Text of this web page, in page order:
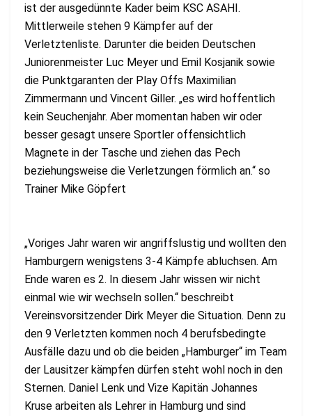
ist der ausgedünnte Kader beim KSC ASAHI.
Mittlerweile stehen 9 Kämpfer auf der
Verletztenliste. Darunter die beiden Deutschen
Juniorenmeister Luc Meyer und Emil Kosjanik sowie
die Punktgaranten der Play Offs Maximilian
Zimmermann und Vincent Giller. „es wird hoffentlich
kein Seuchenjahr. Aber momentan haben wir oder
besser gesagt unsere Sportler offensichtlich
Magnete in der Tasche und ziehen das Pech
beziehungsweise die Verletzungen förmlich an.“ so
Trainer Mike Göpfert
„Voriges Jahr waren wir angriffslustig und wollten den
Hamburgern wenigstens 3-4 Kämpfe abluchsen. Am
Ende waren es 2. In diesem Jahr wissen wir nicht
einmal wie wir wechseln sollen.“ beschreibt
Vereinsvorsitzender Dirk Meyer die Situation. Denn zu
den 9 Verletzten kommen noch 4 berufsbedingte
Ausfälle dazu und ob die beiden „Hamburger“ im Team
der Lausitzer kämpfen dürfen steht wohl noch in den
Sternen. Daniel Lenk und Vize Kapitän Johannes
Kruse arbeiten als Lehrer in Hamburg und sind